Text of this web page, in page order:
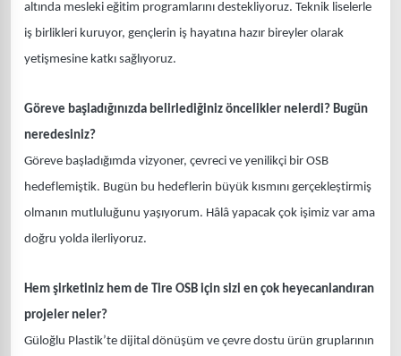
altında mesleki eğitim programlarını destekliyoruz. Teknik liselerle
iş birlikleri kuruyor, gençlerin iş hayatına hazır bireyler olarak
yetişmesine katkı sağlıyoruz.
Göreve başladığınızda belirlediğiniz öncelikler nelerdi? Bugün
neredesiniz?
Göreve başladığımda vizyoner, çevreci ve yenilikçi bir OSB
hedeflemiştik. Bugün bu hedeflerin büyük kısmını gerçekleştirmiş
olmanın mutluluğunu yaşıyorum. Hâlâ yapacak çok işimiz var ama
doğru yolda ilerliyoruz.
Hem şirketiniz hem de Tire OSB için sizi en çok heyecanlandıran
projeler neler?
Güloğlu Plastik’te dijital dönüşüm ve çevre dostu ürün gruplarının